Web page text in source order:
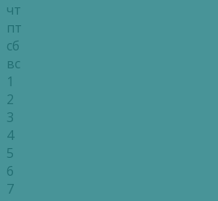
чт
пт
сб
вс
1
2
3
4
5
6
7